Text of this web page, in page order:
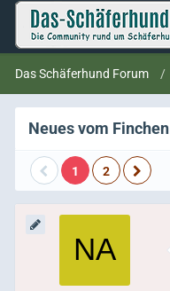
Das Schäferhund Forum
Neues vom Finchen
1 2